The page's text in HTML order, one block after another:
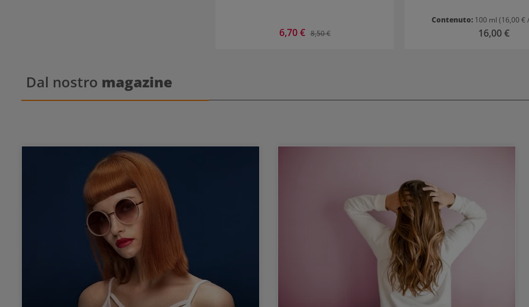
Prezzo di vendita:
6,70 € Prezzo normale:
8,50 €
Contenuto: 100 ml (16,00 €
Prezzo normale:
16,00 €
Dal nostro magazine